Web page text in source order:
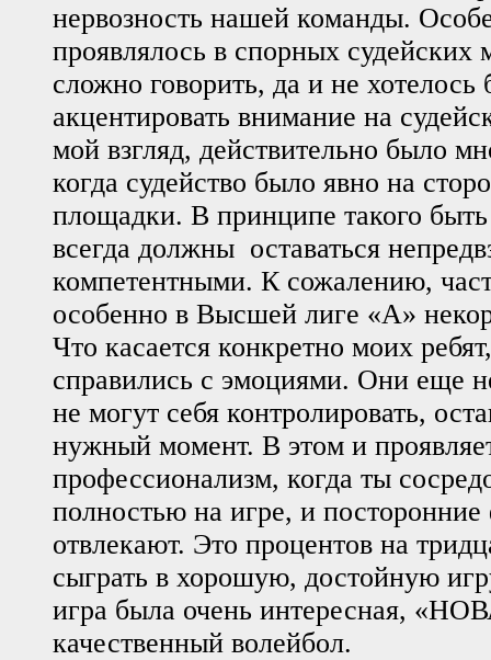
нервозность нашей команды.
проявлялось в спорных судейских
сложно говорить, да и не хотелось
акцентировать внимание на
мой взгляд, действительно было
когда судейство было явно на
площадки. В принципе такого
всегда должны оставаться
компетентными. К сожалению,
особенно в Высшей лиге «А»
Что касается конкретно моих
справились с эмоциями. Они еще
не могут себя контролировать,
нужный момент. В этом и
профессионализм, когда ты
полностью на игре, и посторонние
отвлекают. Это процентов на
сыграть в хорошую, достойную
игра была очень интересная,
качественный волейбол.